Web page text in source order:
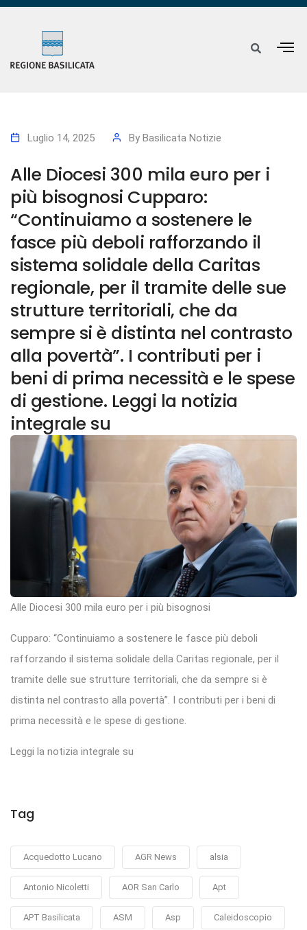
Luglio 14, 2025 By Basilicata Notizie
Alle Diocesi 300 mila euro per i
più bisognosi Cupparo:
“Continuiamo a sostenere le
fasce più deboli rafforzando il
sistema solidale della Caritas
regionale, per il tramite delle sue
strutture territoriali, che da
sempre si è distinta nel contrasto
alla povertà”. I contributi per i
beni di prima necessità e le spese
di gestione. Leggi la notizia
integrale su
Alle Diocesi 300 mila euro per i più bisognosi
Cupparo: “Continuiamo a sostenere le fasce più deboli
rafforzando il sistema solidale della Caritas regionale, per il
tramite delle sue strutture territoriali, che da sempre si è
distinta nel contrasto alla povertà”. I contributi per i beni di
prima necessità e le spese di gestione.
Leggi la notizia integrale su
Tag
Acquedotto Lucano AGR News alsia
Antonio Nicoletti AOR San Carlo Apt
APT Basilicata ASM Asp Caleidoscopio